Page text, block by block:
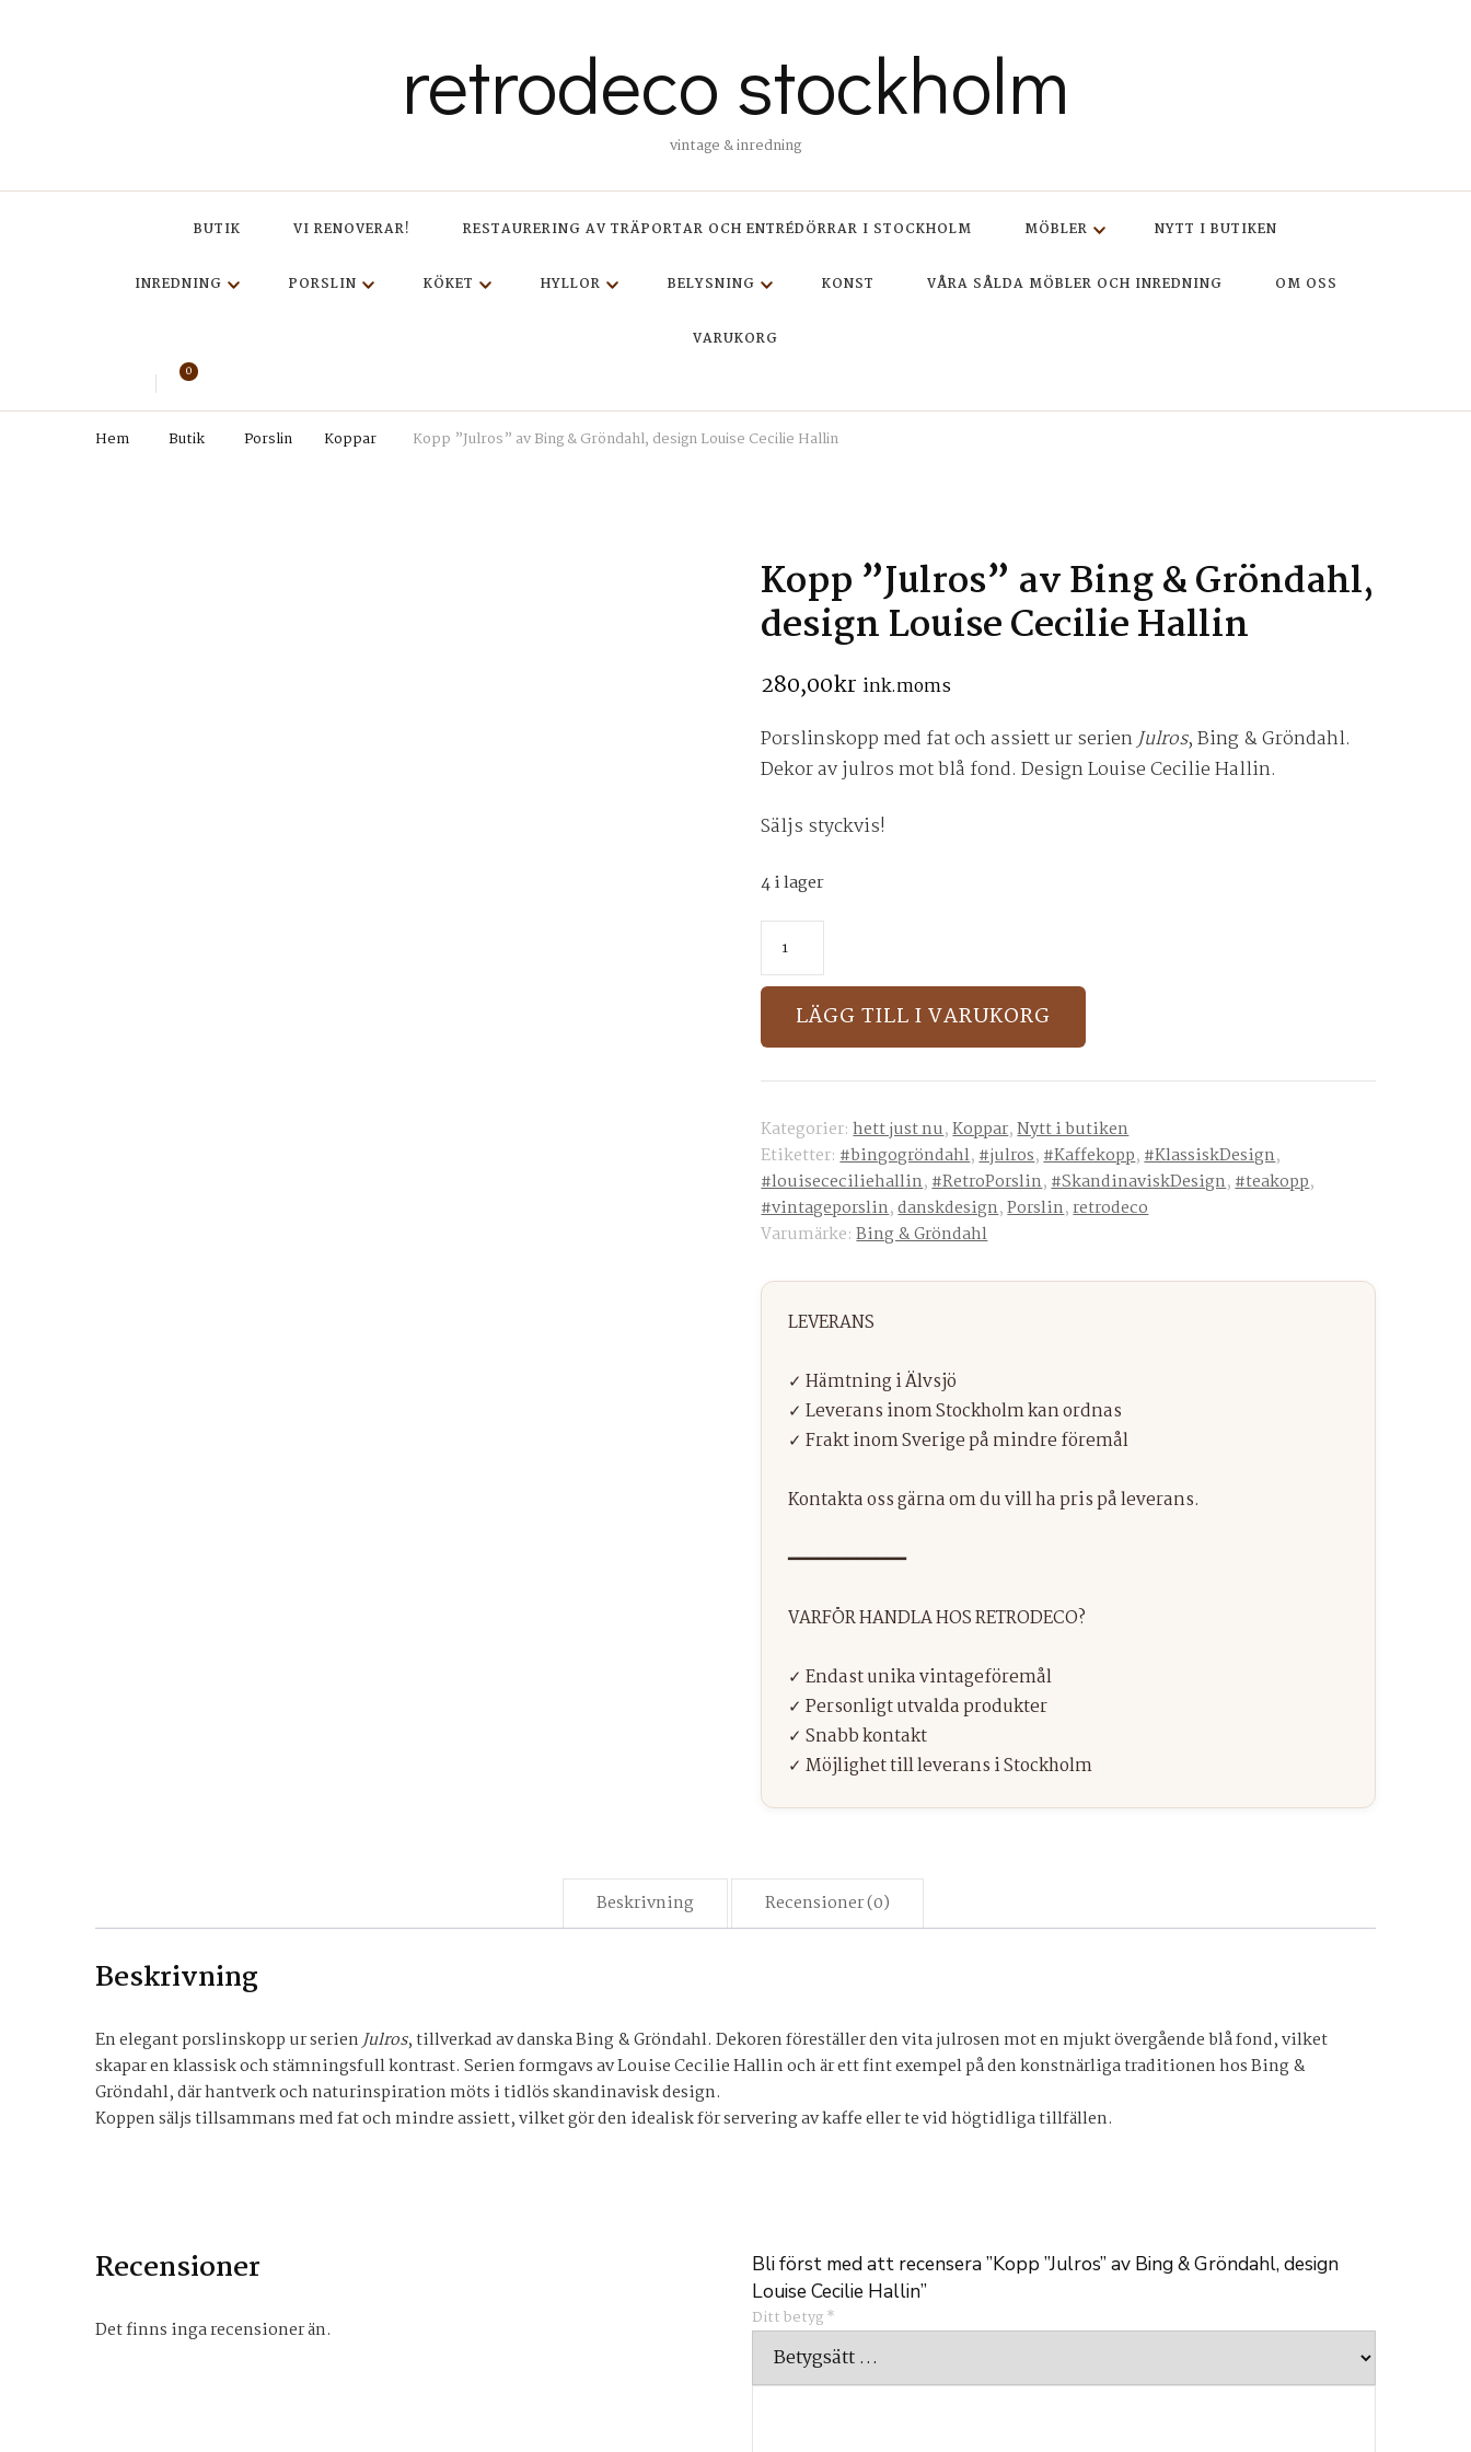
retrodeco stockholm
vintage & inredning
BUTIK VI RENOVERAR! RESTAURERING AV TRÄPORTAR OCH ENTRÉDÖRRAR I STOCKHOLM MÖBLER NYTT I BUTIKEN
INREDNING PORSLIN KÖKET HYLLOR BELYSNING KONST VÅRA SÅLDA MÖBLER OCH INREDNING OM OSS
VARUKORG
0
Hem Butik Porslin Koppar Kopp ”Julros” av Bing & Gröndahl, design Louise Cecilie Hallin
Kopp ”Julros” av Bing & Gröndahl,
design Louise Cecilie Hallin
280,00kr ink.moms
Porslinskopp med fat och assiett ur serienJulros, Bing & Gröndahl.
Dekor av julros mot blå fond. Design Louise Cecilie Hallin.
Säljs styckvis!
4 i lager
av
Bing
&
Gröndahl,
design
Louise
Cecilie
Hallin
mängd
LÄGG TILL I VARUKORG
Kategorier:hett just nu,Koppar,Nytt i butiken
Etiketter:#bingogröndahl,#julros,#Kaffekopp,#KlassiskDesign,
#louisececiliehallin,#RetroPorslin,#SkandinaviskDesign,#teakopp,
#vintageporslin,danskdesign,Porslin,retrodeco
Varumärke:Bing & Gröndahl
Beskrivning Recensioner (0)
Beskrivning
En elegant porslinskopp ur serienJulros, tillverkad av danska Bing & Gröndahl. Dekoren föreställer den vita julrosen mot en mjukt övergående blå fond, vilket
skapar en klassisk och stämningsfull kontrast. Serien formgavs av Louise Cecilie Hallin och är ett fint exempel på den konstnärliga traditionen hos Bing &
Gröndahl, där hantverk och naturinspiration möts i tidlös skandinavisk design.
Koppen säljs tillsammans med fat och mindre assiett, vilket gör den idealisk för servering av kaffe eller te vid högtidliga tillfällen.
Recensioner
Det finns inga recensioner än.
Bli först med att recensera ”Kopp ”Julros” av Bing & Gröndahl, design
Louise Cecilie Hallin”
Ditt betyg*